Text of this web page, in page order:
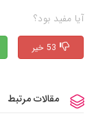
آیا مفید بود؟
53 خیر
مقالات مرتبط